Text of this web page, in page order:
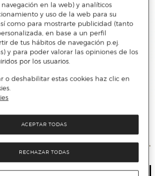
Twin
Frigorífico combi Fagor Classic Low
en la web) y analíticos
y uso de la web para su
como para mostrarte publicidad (tanto
en base a un perfil
de tus hábitos de navegación p.ej.
y para poder valorar las opiniones de los
por los usuarios.
o deshabilitar estas cookies haz clic en
RECHAZAR TODAS
ACEPTAR TODAS